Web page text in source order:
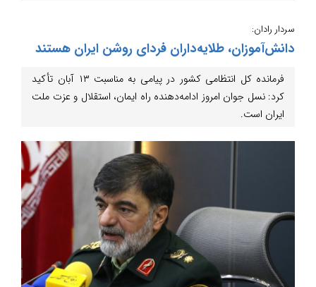
سردار رادان:
دانش‌آموزان، طلایه‌داران فردای روشن ایران هستند
فرمانده کل انتظامی کشور در پیامی به مناسبت ۱۳ آبان تأکید
کرد: نسل جوان امروز ادامه‌دهنده راه ایمان، استقلال و عزت ملت
ایران است.